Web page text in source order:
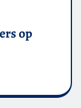
op